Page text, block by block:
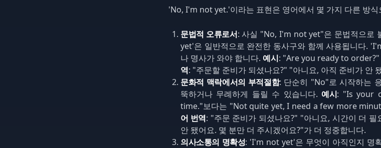
'No, I'm not yet.'이라는 표현은 영어에서 몇 가지 다른 방식
문법적 오류로서: 사실 "No, I'm not yet"은 문법적으로
yet'은 일반적으로 완전한 동사구와 함께 사용됩니다.
나 명사가 와야 합니다. 예시: "Are you ready to
역: "주문할 준비가 되셨나요?" "아니요, 아직 준비가 안
문화적 맥락에서의 부적절함: 단순히 "No"로 시작하는
뚝하거나 무례하게 들릴 수 있습니다. 예시: "Is your
time."보다는 "Not quite yet, I need a few more
어 번역: "주문 준비가 되셨나요?" "아니요, 시간이 더
안 됐어요. 몇 분만 더 주시겠어요?"가 더 정중합니다.
의사소통의 명확성: 'I'm not yet'은 무엇이 아직인지 명